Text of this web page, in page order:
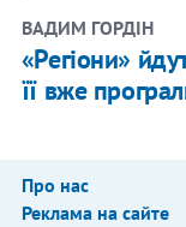
ВАДИМ ГОРДІН
«Регіони»
її вже
Про нас
Реклама на сайте